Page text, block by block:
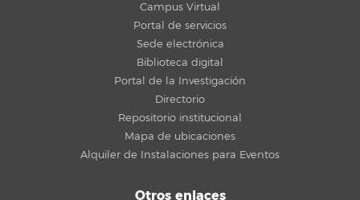
Campus Virtual
Portal de servicios
Sede electrónica
Biblioteca digital
Portal de la Investigación
Directorio
Repositorio institucional
Mapa de ubicaciones
Alquiler de Instalaciones para Eventos
Otros enlaces